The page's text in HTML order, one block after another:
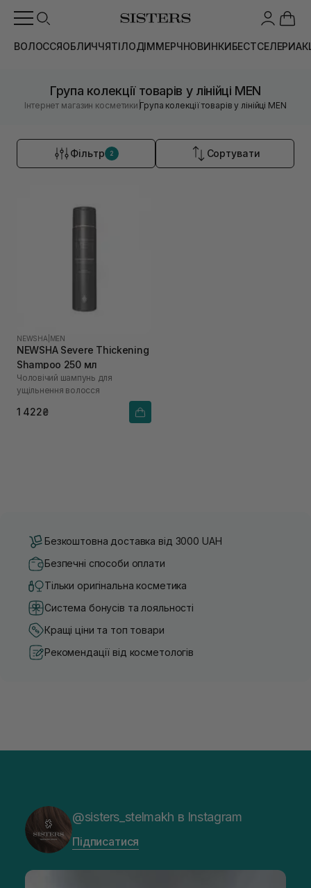
ВОЛОССЯОБЛИЧЧЯТІЛОДІММЕРЧНОВИНКИБЕСТСЕЛЕРИ
Група колекції товарів у лінійці MEN
Інтернет магазин косметики |Група колекції товарів у лінійці MEN
Фільтр 2 Сортувати
NEWSHA MEN
NEWSHA Severe Thickening
Shampoo 250 мл
Чоловічий шампунь для
ущільнення волосся
1 422₴
Безкоштовна доставка від 3000 UAH
Безпечні способи оплати
Тільки оригінальна косметика
Система бонусів та лояльності
Кращі ціни та топ товари
Рекомендації від косметологів
@sisters_stelmakh в Instagram
Підписатися